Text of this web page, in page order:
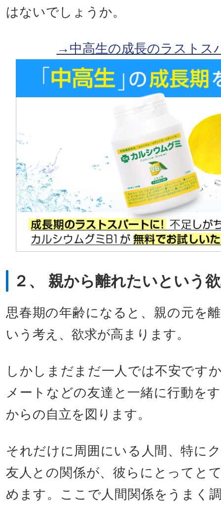
はないでしょうか。
→中高生の成長のラストス
２、 親から離れたいという
思春期の年齢になると、親の元を
いう考え、欲求が高まります。
しかしまだまだ一人では不安です
メートなどの友達と一緒に行動を
からの自立を図ります。
それだけに周囲にいる人間、特に
友人との関係が、彼らにとってと
めます。ここで人間関係をうまく